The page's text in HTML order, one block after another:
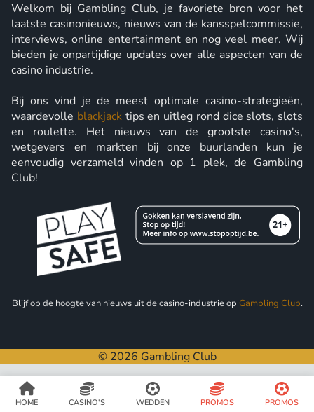
HOME CASINO'S WEDDEN PROMOS PROMOS
Welkom bij Gambling Club, je favoriete bron voor het
laatste casinonieuws, nieuws van de kansspelcommissie,
interviews, online entertainment en nog veel meer. Wij
bieden je onpartijdige updates over alle aspecten van de
casino industrie.
Bij ons vind je de meest optimale casino-strategieën,
waardevolle blackjacktips en uitleg rond dice slots, slots
en roulette. Het nieuws van de grootste casino's,
wetgevers en markten bij onze buurlanden kun je
eenvoudig verzameld vinden op 1 plek, de Gambling
Club!
Blijf op de hoogte van nieuws uit de casino-industrie op Gambling Club.
© 2026 Gambling Club